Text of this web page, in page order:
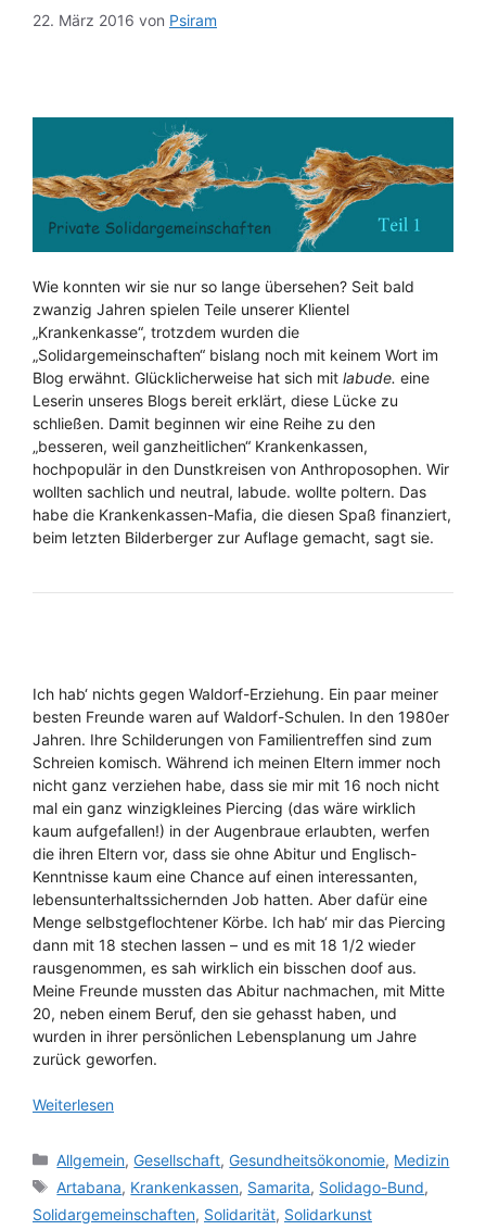
22. März 2016 von Psiram
Wie konnten wir sie nur so lange übersehen? Seit bald
zwanzig Jahren spielen Teile unserer Klientel
„Krankenkasse“, trotzdem wurden die
„Solidargemeinschaften“ bislang noch mit keinem Wort im
Blog erwähnt. Glücklicherweise hat sich mit labude. eine
Leserin unseres Blogs bereit erklärt, diese Lücke zu
schließen. Damit beginnen wir eine Reihe zu den
„besseren, weil ganzheitlichen“ Krankenkassen,
hochpopulär in den Dunstkreisen von Anthroposophen. Wir
wollten sachlich und neutral, labude. wollte poltern. Das
habe die Krankenkassen-Mafia, die diesen Spaß finanziert,
beim letzten Bilderberger zur Auflage gemacht, sagt sie.
Ich hab‘ nichts gegen Waldorf-Erziehung. Ein paar meiner
besten Freunde waren auf Waldorf-Schulen. In den 1980er
Jahren. Ihre Schilderungen von Familientreffen sind zum
Schreien komisch. Während ich meinen Eltern immer noch
nicht ganz verziehen habe, dass sie mir mit 16 noch nicht
mal ein ganz winzigkleines Piercing (das wäre wirklich
kaum aufgefallen!) in der Augenbraue erlaubten, werfen
die ihren Eltern vor, dass sie ohne Abitur und Englisch-
Kenntnisse kaum eine Chance auf einen interessanten,
lebensunterhaltssichernden Job hatten. Aber dafür eine
Menge selbstgeflochtener Körbe. Ich hab‘ mir das Piercing
dann mit 18 stechen lassen – und es mit 18 1/2 wieder
rausgenommen, es sah wirklich ein bisschen doof aus.
Meine Freunde mussten das Abitur nachmachen, mit Mitte
20, neben einem Beruf, den sie gehasst haben, und
wurden in ihrer persönlichen Lebensplanung um Jahre
zurück geworfen.
Weiterlesen
Kategorien
Allgemein,Gesellschaft,Gesundheitsökonomie, Medizin
Schlagwörter
Artabana, Krankenkassen, Samarita, Solidago-Bund,
Solidargemeinschaften, Solidarität, Solidarkunst